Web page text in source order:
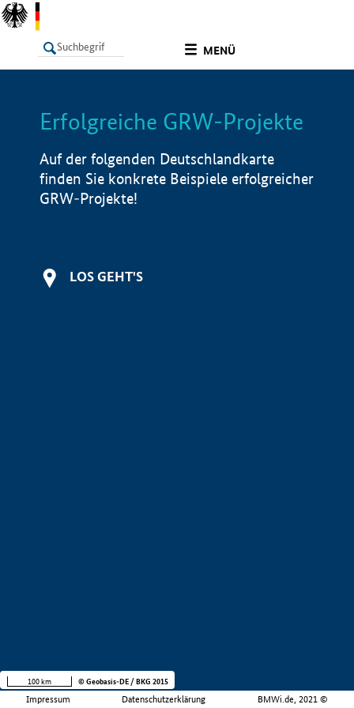
MENÜ
LISTE Info
Erfolgreiche GRW-Projekte
Auf der folgenden Deutschlandkarte
finden Sie konkrete Beispiele erfolgreicher
GRW-Projekte!
LOS GEHT'S
Impressum Datenschutzerklärung BMWi.de, 2021 ©
100 km © Geobasis-DE / BKG 2015